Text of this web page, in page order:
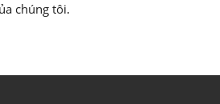
chúng tôi.